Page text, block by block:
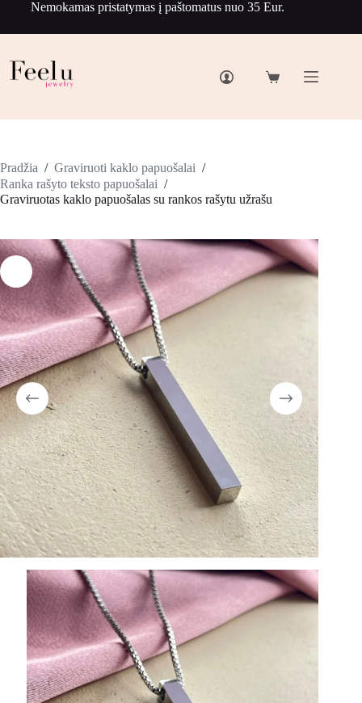
Nemokamas pristatymas į paštomatus nuo 35 Eur.
Pradžia / Graviruoti kaklo papuošalai /
Ranka rašyto teksto papuošalai /
Graviruotas kaklo papuošalas su rankos rašytu užrašu